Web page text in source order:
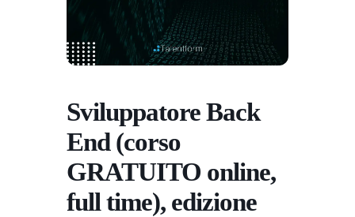
Sviluppatore Back
End (corso
GRATUITO online,
full time), edizione